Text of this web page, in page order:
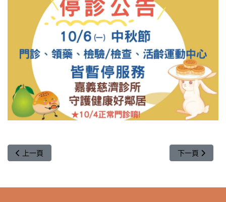
上一篇文章: 高齡友善就醫服務 | 85歲以上長者優先看診
上一頁 下一篇文章:
下一頁